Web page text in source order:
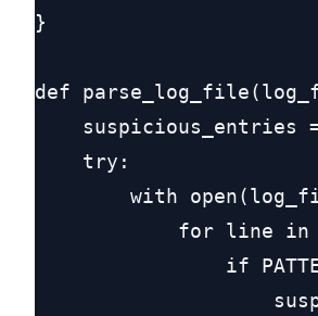
}
def
suspicious_entries
    try:
with
for line in
if